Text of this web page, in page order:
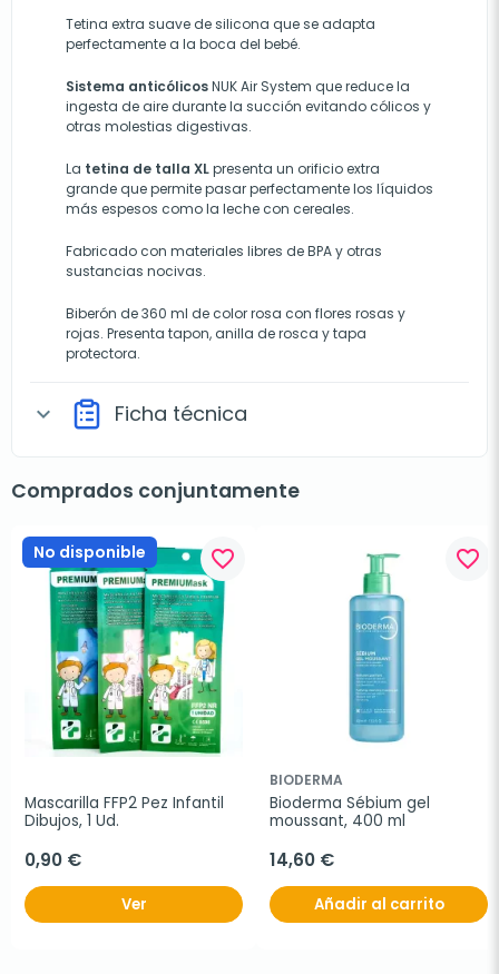
Tetina extra suave de silicona que se adapta
perfectamente a la boca del bebé.
Sistema anticólicosNUK Air System que reduce la
ingesta de aire durante la succión evitando cólicos y
otras molestias digestivas.
La tetina de talla XLpresenta un orificio extra
grande que permite pasar perfectamente los líquidos
más espesos como la leche con cereales.
Fabricado con materiales libres de BPA y otras
sustancias nocivas.
Biberón de 360 ml de color rosa con flores rosas y
rojas. Presenta tapon, anilla de rosca y tapa
protectora.
expand_more Ficha técnica
Comprados conjuntamente
No disponible favorite_border
Mascarilla FFP2 Pez Infantil
Dibujos, 1 Ud.
0,90 €
Ver
favorite_border
BIODERMA
Bioderma Sébium gel
moussant, 400 ml
14,60 €
Añadir al carrito